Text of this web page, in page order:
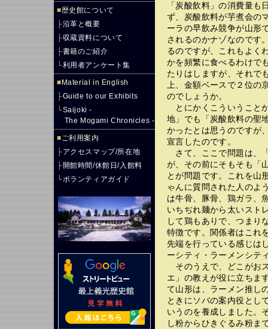
■歴史館について
├沿革と概要
├収蔵資料について
├書籍のご紹介
└利用者アンケート集
■ Material in English
├Guide to our Exhibits
└Saijoki -
The Mogami Chronicles -
■ご利用案内
├アクセスマップ/所在地
├開館時間/休館日/入館料
└ボランティアガイド
「炭酸飲料」の消費量
ず、炭酸飲料が芋煮会の
ーラの早飲み競争が山形
されるのかナゾなのです
るのですが、これもよく
かを頻繁に食べるわけで
たりはしますが、それで
上、金額ベースで２位
のでしょうか。
とにかくこういうこと
地」でも「炭酸飲料の聖
かったとは思うのですが
宣言したのです。
さて、ここで問題は、
が、その前にそもそも「
とが問題です。これを山
ゃんに質問された人のよ
は牛骨、豚骨、鶏ガラ、
いちぢれ麺から太いスト
して鶏もありで、つまり
特徴です。関係者はこれ
先端を行っている感じは
ーシティ・ラーメンシテ
そのうえで、どこがお
エ」の教えが役に立ちま
て山形は、ラーメン推し
ときにソバの案内役とし
いうのを養成しました。
し粉からひきぐるみ粉ま